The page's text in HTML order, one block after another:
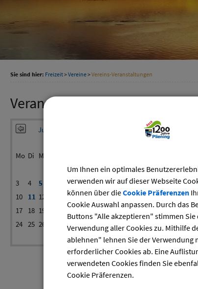
Sie sind hier: Freizeit>Vereine>Vereins-Veranstaltungen
Veranstaltungskalender der
Juni 2024
Mo Di Mi
1
2
3
4 5 8
9
10
11 12 14 15 16
17
18 19
24 25 26 28
Datum
bis:
reset
Um Ihnen ein optimales
verwenden wir auf dieser Webseite
können über dieCookie Präferenzen
Cookie Auswahl anpassen. Durch das
Buttons "Alle akzeptieren" stimmen Sie
Verwendung aller Cookies zu. Mithilfe
ablehnen" lehnen Sie der Verwendung
erforderlicher Cookies ab. Eine
verwendeten Cookies finden Sie
Cookie Präferenzen.